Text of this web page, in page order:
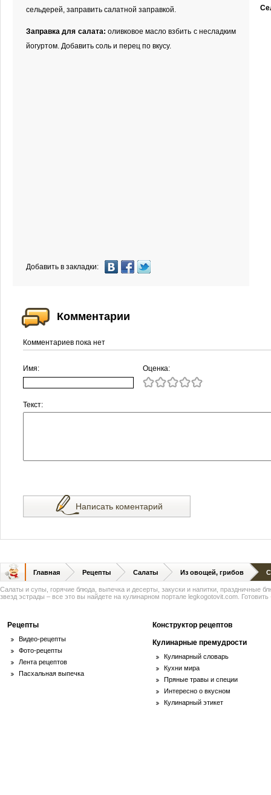
сельдерей, заправить салатной заправкой.
Заправка для салата: оливковое масло взбить с несладким
йогуртом. Добавить соль и перец по вкусу.
Добавить в закладки:
Комментарии
Комментариев пока нет
Имя: Оценка:
Текст:
Написать коментарий
Главная Рецепты Салаты Из овощей, грибов
Салаты и супы, горячие блюда, выпечка и десерты, закуски и напитки, праздничные
звезд эстрады – все это вы найдете на кулинарном портале legkogotovit.com. Готовить
Рецепты
Видео-рецепты
Фото-рецепты
Лента рецептов
Пасхальная выпечка
Конструктор рецептов
Кулинарные премудрости
Кулинарный словарь
Кухни мира
Пряные травы и специи
Интересно о вкусном
Кулинарный этикет